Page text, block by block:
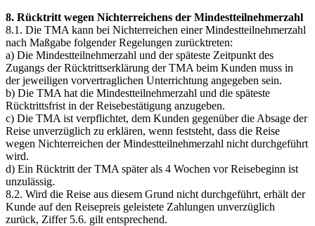
8. Rücktritt wegen Nichterreichens der Mindestteilnehmerzahl
8.1. Die TMA kann bei Nichterreichen einer Mindestteilnehmerzahl
nach Maßgabe folgender Regelungen zurücktreten:
a) Die Mindestteilnehmerzahl und der späteste Zeitpunkt des
Zugangs der Rücktrittserklärung der TMA beim Kunden muss in
der jeweiligen vorvertraglichen Unterrichtung angegeben sein.
b) Die TMA hat die Mindestteilnehmerzahl und die späteste
Rücktrittsfrist in der Reisebestätigung anzugeben.
c) Die TMA ist verpflichtet, dem Kunden gegenüber die Absage der
Reise unverzüglich zu erklären, wenn feststeht, dass die Reise
wegen Nichterreichen der Mindestteilnehmerzahl nicht durchgeführt
wird.
d) Ein Rücktritt der TMA später als 4 Wochen vor Reisebeginn ist
unzulässig.
8.2. Wird die Reise aus diesem Grund nicht durchgeführt, erhält der
Kunde auf den Reisepreis geleistete Zahlungen unverzüglich
zurück, Ziffer 5.6. gilt entsprechend.